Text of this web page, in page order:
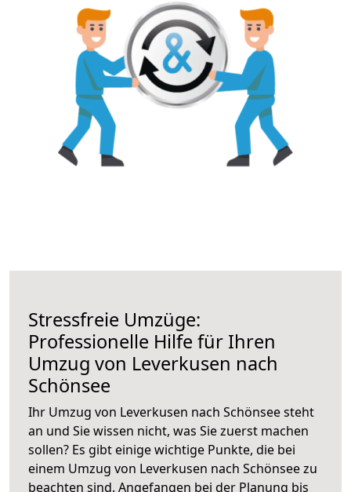
Stressfreie Umzüge:
Professionelle Hilfe für Ihren
Umzug von Leverkusen nach
Schönsee
Ihr Umzug von Leverkusen nach Schönsee steht
an und Sie wissen nicht, was Sie zuerst machen
sollen? Es gibt einige wichtige Punkte, die bei
einem Umzug von Leverkusen nach Schönsee zu
beachten sind. Angefangen bei der Planung bis